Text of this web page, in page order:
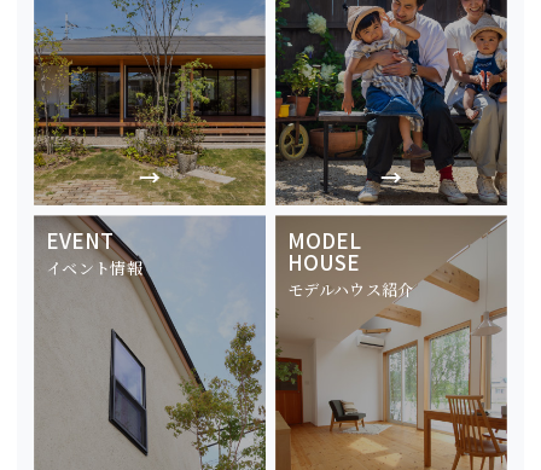
EVENT
イベント情報
MODEL
HOUSE
モデルハウス紹介